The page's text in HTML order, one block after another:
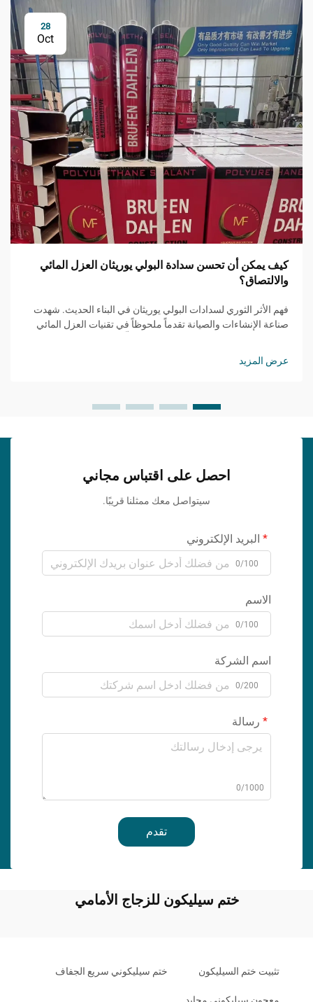
28
Oct
كيف يمكن أن تحسن سدادة البولي يوريثان العزل المائي
والالتصاق؟
فهم الأثر الثوري لسدادات البولي يوريثان في البناء الحديث. شهدت
صناعة الإنشاءات والصيانة تقدماً ملحوظاً في تقنيات العزل المائي
عرض المزيد
احصل على اقتباس مجاني
سيتواصل معك ممثلنا قريبًا.
البريد الإلكتروني
0/100
الاسم
0/100
اسم الشركة
0/200
رسالة
0/1000
تقدم
ختم سيليكون للزجاج الأمامي
تثبيت ختم السيليكون ختم سيليكوني سريع الجفاف